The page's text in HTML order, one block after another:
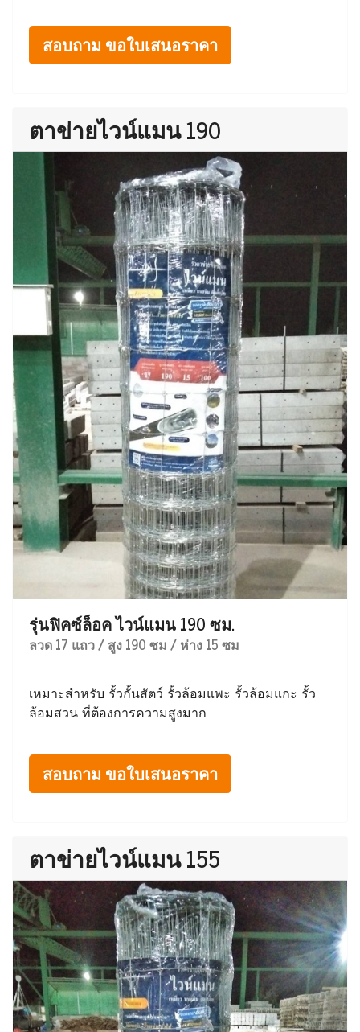
สอบถาม ขอใบเสนอราคา
ตาข่ายไวน์แมน 190
รุ่นฟิคซ์ล็อค ไวน์แมน 190 ซม.
ลวด 17 แถว / สูง 190 ซม / ห่าง 15 ซม
เหมาะสำหรับ รั้วกั้นสัตว์ รั้วล้อมแพะ รั้วล้อมแกะ รั้ว
ล้อมสวน ที่ต้องการความสูงมาก
สอบถาม ขอใบเสนอราคา
ตาข่ายไวน์แมน 155